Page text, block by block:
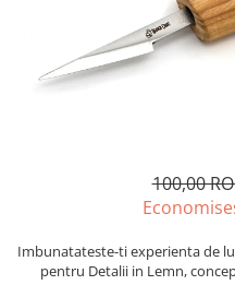
100,00
Imbunatateste-ti experienta de
pentru Detalii in Lemn,